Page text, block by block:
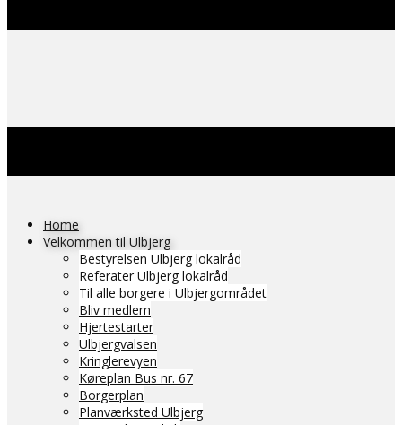
Home
Velkommen til Ulbjerg
Bestyrelsen Ulbjerg lokalråd
Referater Ulbjerg lokalråd
Til alle borgere i Ulbjergområdet
Bliv medlem
Hjertestarter
Ulbjergvalsen
Kringlerevyen
Køreplan Bus nr. 67
Borgerplan
Planværksted Ulbjerg